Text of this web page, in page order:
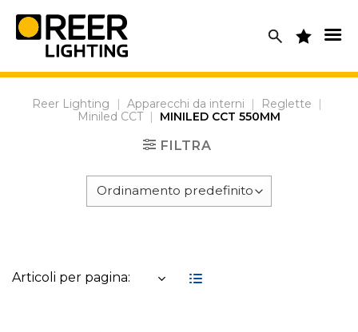
content
Reer Lighting | Apparecchi da interni | Reglette
|
Miniled CCT | MINILED CCT 550MM
FILTRA
Articoli per pagina: